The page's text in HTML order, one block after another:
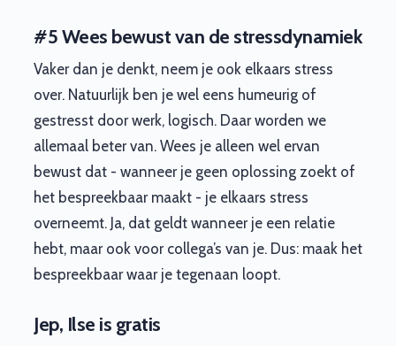
#5 Wees bewust van de stressdynamiek
Vaker dan je denkt, neem je ook elkaars stress
over. Natuurlijk ben je wel eens humeurig of
gestresst door werk, logisch. Daar worden we
allemaal beter van. Wees je alleen wel ervan
bewust dat - wanneer je geen oplossing zoekt of
het bespreekbaar maakt - je elkaars stress
overneemt. Ja, dat geldt wanneer je een relatie
hebt, maar ook voor collega’s van je. Dus: maak het
bespreekbaar waar je tegenaan loopt.
Jep, Ilse is gratis